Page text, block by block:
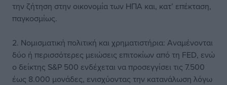
την ζήτηση στην οικονομία των ΗΠΑ και, κατ’ επέκταση,
παγκοσμίως.
2. Νομισματική πολιτική και χρηματιστήρια: Αναμένονται
δύο ή περισσότερες μειώσεις επιτοκίων από τη FED, ενώ
ο δείκτης S&P 500 ενδέχεται να προσεγγίσει τις 7.500
έως 8.000 μονάδες, ενισχύοντας την κατανάλωση λόγω